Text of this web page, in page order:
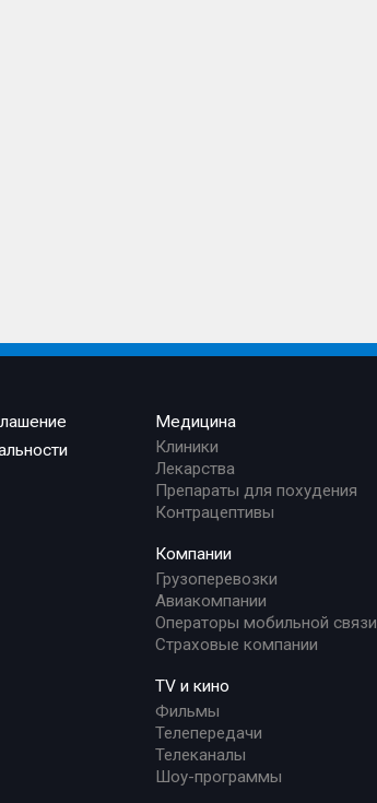
Медицина
Клиники
Лекарства
Препараты для похудения
Контрацептивы
Компании
Грузоперевозки
Авиакомпании
Операторы мобильной связи
Страховые компании
TV и кино
Фильмы
Телепередачи
Телеканалы
Шоу-программы